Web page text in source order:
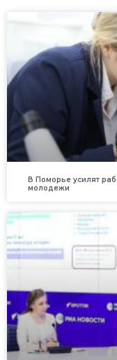
В Поморье усилят
молодежи